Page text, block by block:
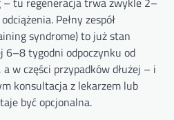
Pełny zespół
syndrome) to już stan
6–8 tygodni odpoczynku od
w części przypadków dłużej – i
konsultacja z lekarzem lub
być opcjonalna.